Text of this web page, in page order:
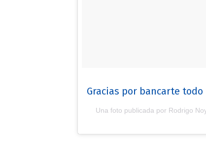
Gracias por bancarte
Una foto publicada por Rodrigo